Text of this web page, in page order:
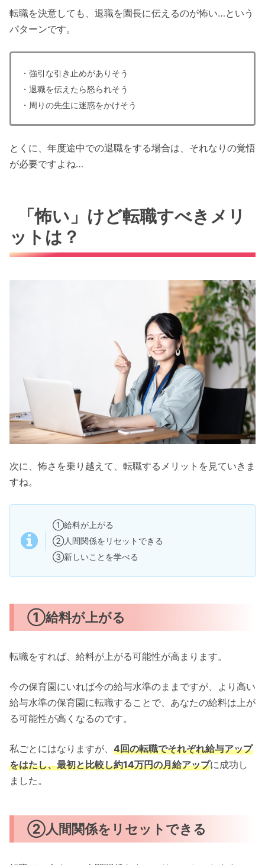
転職を決意しても、退職を園長に伝えるのが怖い…という
パターンです。
・強引な引き止めがありそう
・退職を伝えたら怒られそう
・周りの先生に迷惑をかけそう
とくに、年度途中での退職をする場合は、それなりの覚悟
が必要ですよね…
「怖い」けど転職すべきメリ
ットは？
次に、怖さを乗り越えて、転職するメリットを見ていきま
すね。
①給料が上がる
②人間関係をリセットできる
③新しいことを学べる
①給料が上がる
転職をすれば、給料が上がる可能性が高まります。
今の保育園にいれば今の給与水準のままですが、より高い
給与水準の保育園に転職することで、あなたの給料は上が
る可能性が高くなるのです。
私ごとにはなりますが、 4回の転職でそれぞれ給与アップ
をはたし、最初と比較し約14万円の月給アップに成功し
ました。
②人間関係をリセットできる